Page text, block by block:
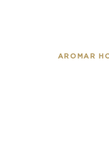
AROMAR